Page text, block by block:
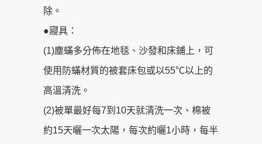
除。
●寢具：
(1)塵蟎多分佈在地毯、沙發和床鋪上，可
使用防蟎材質的被套床包或以55℃以上的
高溫清洗。
(2)被單最好每7到10天就清洗一次、棉被
約15天曬一次太陽，每次約曬1小時，每半